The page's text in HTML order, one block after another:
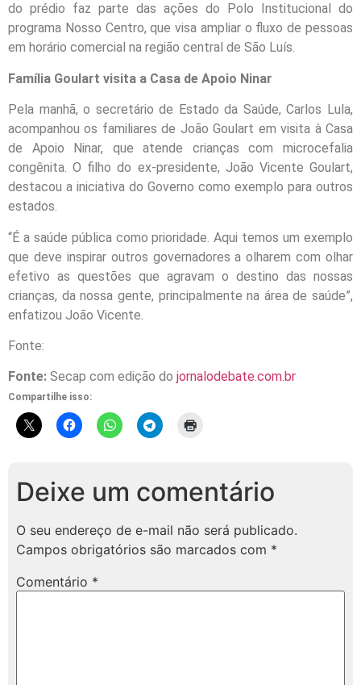
do prédio faz parte das ações do Polo Institucional do
programa Nosso Centro, que visa ampliar o fluxo de pessoas
em horário comercial na região central de São Luís.
Família Goulart visita a Casa de Apoio Ninar
Pela manhã, o secretário de Estado da Saúde, Carlos Lula,
acompanhou os familiares de João Goulart em visita à Casa
de Apoio Ninar, que atende crianças com microcefalia
congênita. O filho do ex-presidente, João Vicente Goulart,
destacou a iniciativa do Governo como exemplo para outros
estados.
“É a saúde pública como prioridade. Aqui temos um exemplo
que deve inspirar outros governadores a olharem com olhar
efetivo as questões que agravam o destino das nossas
crianças, da nossa gente, principalmente na área de saúde”,
enfatizou João Vicente.
Fonte:
Fonte: Secap com edição do jornalodebate.com.br
Compartilhe isso:
Deixe um comentário
O seu endereço de e-mail não será publicado.
Campos obrigatórios são marcados com *
Comentário *